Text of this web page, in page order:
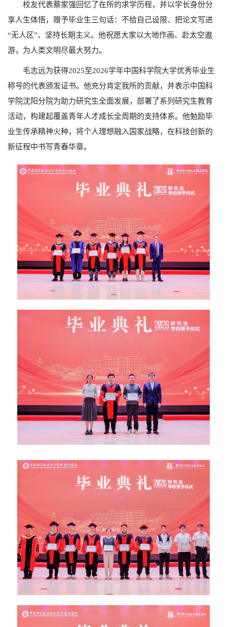
校友代表蔡家强回忆了在所的求学历程，并以学长身份分
享人生体悟，赠予毕业生三句话：不给自己设限、把论文写进
“无人区”、坚持长期主义。他祝愿大家以大地作画、赴太空遨
游，为人类文明尽最大努力。
毛志远为获得2025至2026学年中国科学院大学优秀毕业生
称号的代表颁发证书。他充分肯定我所的贡献，并表示中国科
学院沈阳分院为助力研究生全面发展，部署了系列研究生教育
活动，构建起覆盖青年人才成长全周期的支持体系。他勉励毕
业生传承精神火种，将个人理想融入国家战略，在科技创新的
新征程中书写青春华章。